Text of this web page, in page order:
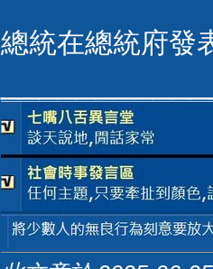
總統在總統府發